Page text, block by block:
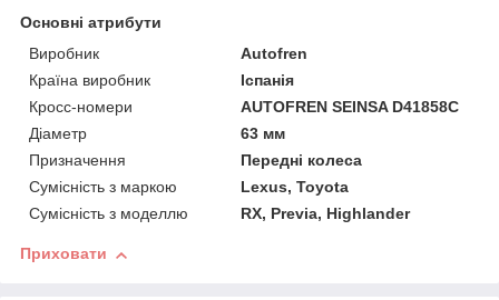
Основні атрибути
Виробник
Autofren
Країна виробник
Іспанія
Кросс-номери
AUTOFREN SEINSA D41858C
Діаметр
63 мм
Призначення
Передні колеса
Сумісність з маркою
Lexus, Toyota
Сумісність з моделлю
RX, Previa, Highlander
Приховати